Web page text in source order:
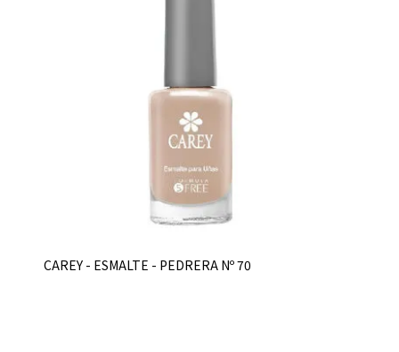
CAREY - ESMALTE - PEDRERA Nº 70